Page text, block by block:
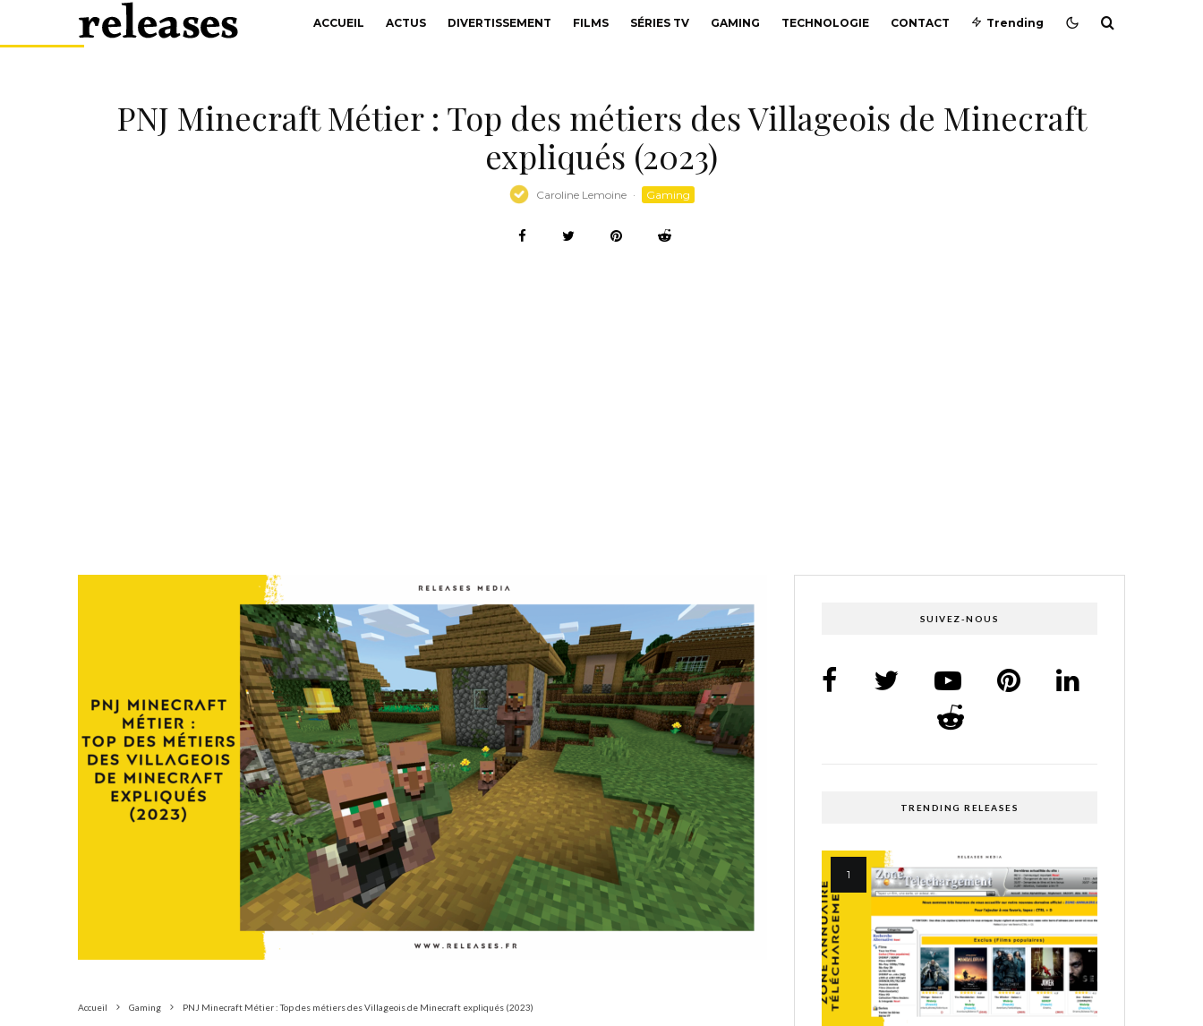
ACCUEIL ACTUS DIVERTISSEMENT FILMS SÉRIES TV GAMING TECHNOLOGIE CONTACT Trending
PNJ Minecraft Métier : Top des métiers des Villageois de Minecraft
expliqués (2023)
Caroline Lemoine · Gaming
Accueil Gaming PNJ Minecraft Métier : Top des métiers des Villageois de Minecraft expliqués (2023)
SUIVEZ-NOUS
TRENDING RELEASES